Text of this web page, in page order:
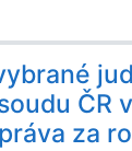
ČR
za